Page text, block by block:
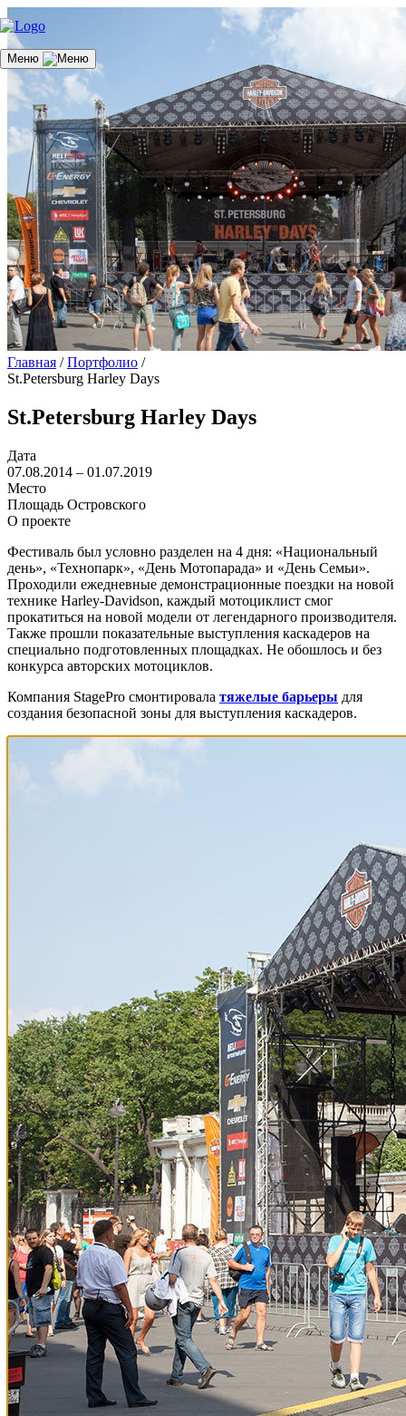
Меню
Главная / Портфолио /
St.Petersburg Harley Days
St.Petersburg Harley Days
Дата
07.08.2014 – 01.07.2019
Место
Площадь Островского
О проекте
Фестиваль был условно разделен на 4 дня: «Национальный
день», «Технопарк», «День Мотопарада» и «День Семьи».
Проходили ежедневные демонстрационные поездки на новой
технике Harley-Davidson, каждый мотоциклист смог
прокатиться на новой модели от легендарного производителя.
Также прошли показательные выступления каскадеров на
специально подготовленных площадках. Не обошлось и без
конкурса авторских мотоциклов.
Компания StagePro смонтировала тяжелые барьеры для
создания безопасной зоны для выступления каскадеров.